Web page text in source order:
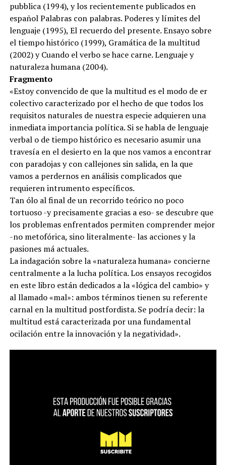
pubblica (1994), y los recientemente publicados en
español Palabras con palabras. Poderes y límites del
lenguaje (1995), El recuerdo del presente. Ensayo sobre
el tiempo histórico (1999), Gramática de la multitud
(2002) y Cuando el verbo se hace carne. Lenguaje y
naturaleza humana (2004).
Fragmento
«Estoy convencido de que la multitud es el modo de er
colectivo caracterizado por el hecho de que todos los
requisitos naturales de nuestra especie adquieren una
inmediata importancia política. Si se habla de lenguaje
verbal o de tiempo histórico es necesario asumir una
travesía en el desierto en la que nos vamos a encontrar
con paradojas y con callejones sin salida, en la que
vamos a perdernos en análisis complicados que
requieren intrumento específicos.
Tan ólo al final de un recorrido teórico no poco
tortuoso -y precisamente gracias a eso- se descubre que
los problemas enfrentados permiten comprender mejor
-no metofórica, sino literalmente- las acciones y la
pasiones má actuales.
La indagación sobre la «naturaleza humana» concierne
centralmente a la lucha política. Los ensayos recogidos
en este libro están dedicados a la «lógica del cambio» y
al llamado «mal»: ambos términos tienen su referente
carnal en la multitud postfordista. Se podría decir: la
multitud está caracterizada por una fundamental
ocilación entre la innovación y la negatividad».